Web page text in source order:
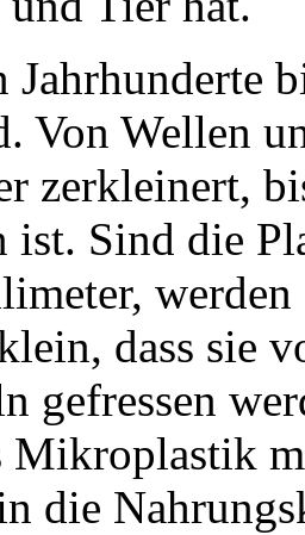
Jahrhunderte
Von Wellen
zerkleinert,
ist. Sind die
dass sie
gefressen
Mikroplastik
die